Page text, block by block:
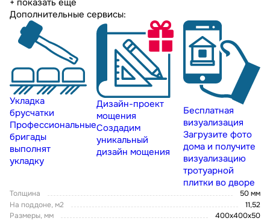
+ показать еще
Дополнительные сервисы:
Укладка
брусчатки
Профессиональные
бригады
выполнят
укладку
Дизайн-проект
мощения
Создадим
уникальный
дизайн мощения
Бесплатная
визуализация
Загрузите фото
дома и получите
визуализацию
тротуарной
плитки во дворе
Толщина
50 мм
На поддоне, м2
11,52
Размеры, мм
400х400х50